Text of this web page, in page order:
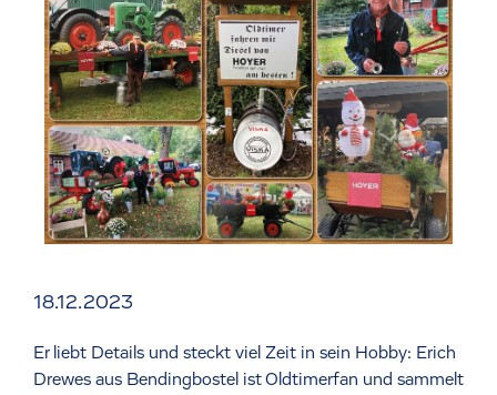
18.12.2023
Er liebt Details und steckt viel Zeit in sein Hobby: Erich
Drewes aus Bendingbostel ist Oldtimerfan und sammelt